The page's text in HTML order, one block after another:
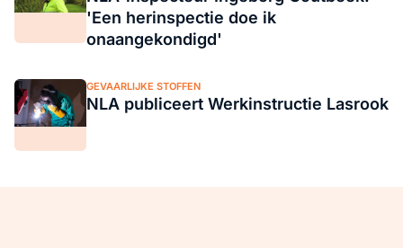
'Een herinspectie doe ik
onaangekondigd'
GEVAARLIJKE STOFFEN
NLA publiceert Werkinstructie Lasrook